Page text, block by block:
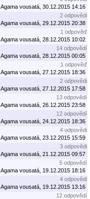
Agama vousatá, 30.12.2015 14:16
2 odpovědi
Agama vousatá, 29.12.2015 20:38
1 odpověď
Agama vousatá, 28.12.2015 10:02
14 odpovědí
Agama vousatá, 28.12.2015 00:05
1 odpověď
Agama vousatá, 27.12.2015 18:36
2 odpovědi
Agama vousatá, 27.12.2015 17:58
13 odpovědí
Agama vousatá, 26.12.2015 23:58
12 odpovědí
Agama vousatá, 24.12.2015 18:36
4 odpovědi
Agama vousatá, 23.12.2015 15:59
3 odpovědi
Agama vousatá, 21.12.2015 09:57
5 odpovědí
Agama vousatá, 19.12.2015 18:16
4 odpovědi
Agama vousatá, 19.12.2015 13:16
12 odpovědí